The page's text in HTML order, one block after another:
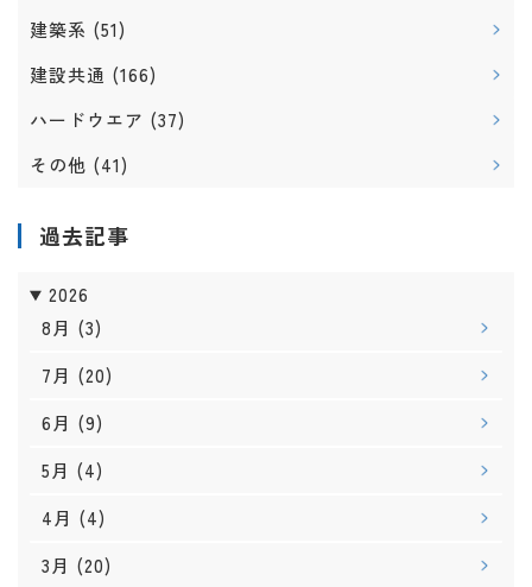
建築系 (51)
建設共通 (166)
ハードウエア (37)
その他 (41)
過去記事
2026
8月 (3)
7月 (20)
6月 (9)
5月 (4)
4月 (4)
3月 (20)